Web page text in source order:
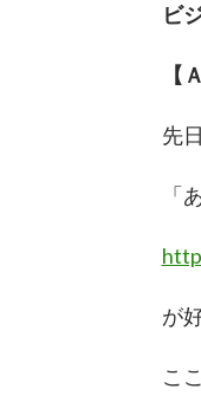
ビ
【
先
「
が
こ